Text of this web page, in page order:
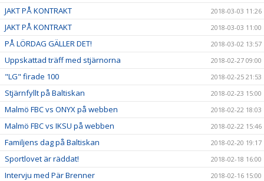
JAKT PÅ KONTRAKT 2018-03-03 11:26
JAKT PÅ KONTRAKT 2018-03-03 11:00
PÅ LÖRDAG GÄLLER DET! 2018-03-02 13:57
Uppskattad träff med stjärnorna 2018-02-27 09:00
"LG" firade 100 2018-02-25 21:53
Stjärnfyllt på Baltiskan 2018-02-23 15:00
Malmö FBC vs ONYX på webben 2018-02-22 18:03
Malmö FBC vs IKSU på webben 2018-02-22 15:46
Familjens dag på Baltiskan 2018-02-20 19:17
Sportlovet är räddat! 2018-02-18 16:00
Intervju med Pär Brenner 2018-02-16 15:00